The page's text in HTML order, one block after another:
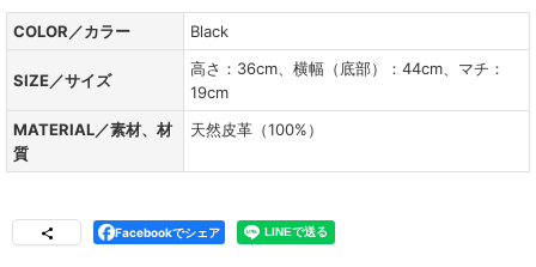
COLOR／カラー Black
SIZE／サイズ
高さ：36cm、横幅（底部）：44cm、マチ：
19cm
MATERIAL／素材、材
質
天然皮革（100%）
Facebookでシェア